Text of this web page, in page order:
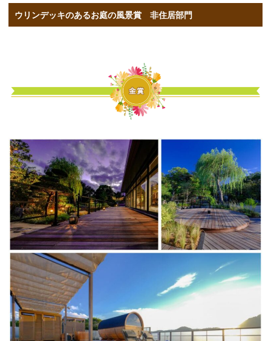
ウリンデッキのあるお庭の風景賞 非住居部門